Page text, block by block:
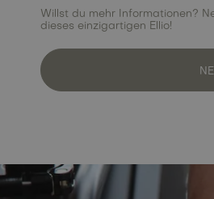
Willst du mehr Informationen?
dieses einzigartigen Ellio!